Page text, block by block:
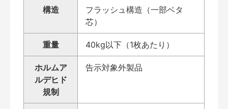
構造
フラッシュ構造（一部ベタ
芯）
重量 40kg以下（1枚あたり）
ホルムア
ルデヒド
規制
告示対象外製品